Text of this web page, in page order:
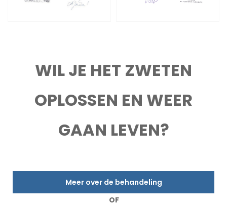
WIL JE HET ZWETEN
OPLOSSEN EN WEER
GAAN LEVEN?
Meer over de behandeling
OF